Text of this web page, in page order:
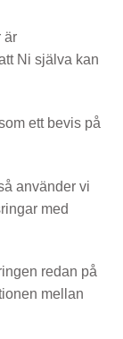
är
Ni själva kan
ett bevis på
använder vi
med
redan på
mellan